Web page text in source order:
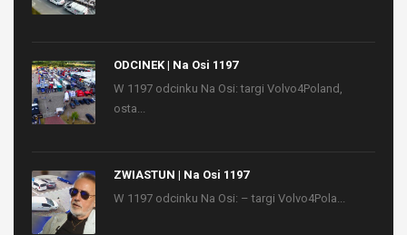
ODCINEK | Na Osi 1197
W 1197 odcinku Na Osi: targi Volvo4Poland,
osta...
ZWIASTUN | Na Osi 1197
W 1197 odcinku Na Osi: – targi Volvo4Pola...